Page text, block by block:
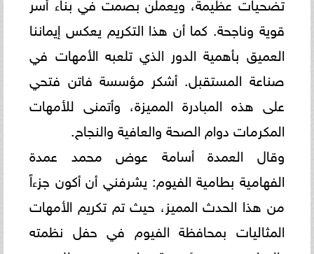
قوية وناجحة. كما أن هذا التكريم يعكس إيماننا
العميق بأهمية الدور الذي تلعبه الأمهات في
صناعة المستقبل. أشكر مؤسسة فاتن فتحي
على هذه المبادرة المميزة، وأتمنى للأمهات
المكرمات دوام الصحة والعافية والنجاح.
وقال العمدة أسامة عوض محمد عمدة
الفهامية بطامية الفيوم: يشرفني أن أكون جزءاً
من هذا الحدث المميز، حيث تم تكريم الأمهات
المثاليات بمحافظة الفيوم في حفل نظمته